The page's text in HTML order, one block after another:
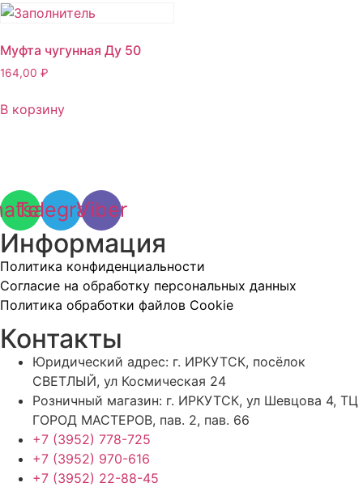
Муфта чугунная Ду 50
164,00 ₽
В корзину
Telegram
Viber
Информация
Политика конфиденциальности
Согласие на обработку персональных данных
Политика обработки файлов Cookie
Контакты
Юридический адрес: г. ИРКУТСК, посёлок
СВЕТЛЫЙ, ул Космическая 24
Розничный магазин: г. ИРКУТСК, ул Шевцова 4, ТЦ
ГОРОД МАСТЕРОВ, пав. 2, пав. 66
+7 (3952) 778-725
+7 (3952) 970-616
+7 (3952) 22-88-45